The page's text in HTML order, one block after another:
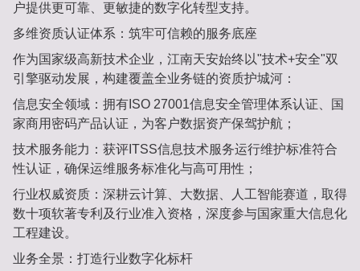
户提供更可靠、更敏捷的数字化转型支持。
多维资质认证体系：筑牢可信赖的服务底座‌
作为国家级高新技术企业，江南天安始终以‌"技术+安全"双
引擎‌驱动发展，构建覆盖全业务链的资质护城河：
信息安全领域‌：拥有‌ISO 27001信息安全管理体系认证‌、‌国
家商用密码产品认证‌，为客户数据资产保驾护航；
技术服务能力‌：获评‌ITSS信息技术服务运行维护标准符合
性认证‌，确保运维服务标准化与高可用性；
行业权威资质‌：深耕‌云计算、大数据、人工智能‌赛道，取得
数十项软著专利及行业准入资格，深度参与国家重大信息化
工程建设。
业务全景：打造行业数字化标杆‌